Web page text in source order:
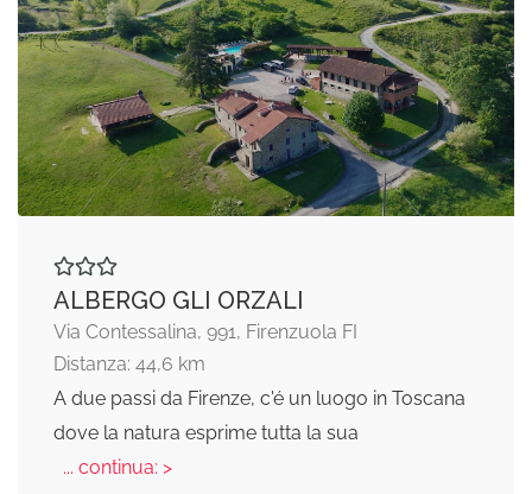
ALBERGO GLI ORZALI
Via Contessalina, 991, Firenzuola FI
Distanza: 44,6 km
A due passi da Firenze, c'é un luogo in Toscana
dove la natura esprime tutta la sua
... continua: >